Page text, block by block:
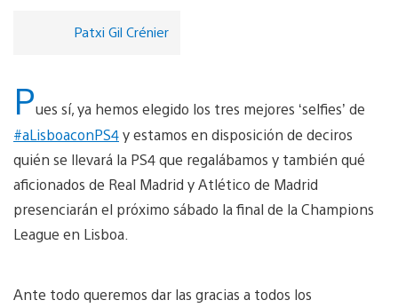
Patxi Gil Crénier
Pues sí, ya hemos elegido los tres mejores ‘selfies’ de
#aLisboaconPS4y estamos en disposición de deciros
quién se llevará la PS4 que regalábamos y también qué
aficionados de Real Madrid y Atlético de Madrid
presenciarán el próximo sábado la final de la Champions
League en Lisboa.
Ante todo queremos dar las gracias a todos los